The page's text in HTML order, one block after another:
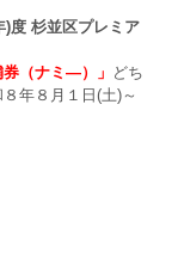
)度 杉並区プレミア
券（ナミ―）」 どち
年８月１日(土)～